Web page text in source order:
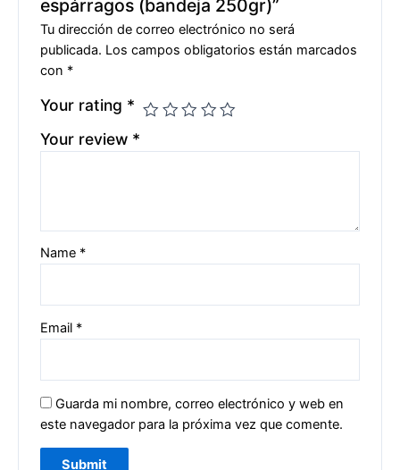
espárragos (bandeja 250gr)”
Tu dirección de correo electrónico no será
publicada. Los campos obligatorios están marcados
con *
Your rating *
Your review *
Name *
Email *
Guarda mi nombre, correo electrónico y web en
este navegador para la próxima vez que comente.